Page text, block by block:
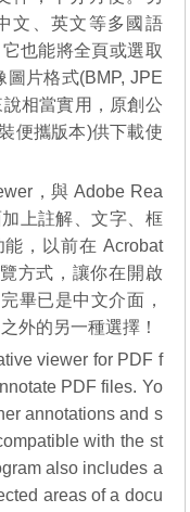
文、英文等多國語
也能將全頁或選取
片格式(BMP, JPE
相當實用，原創公
便攜版本)供下載使
，與 Adobe Rea
上註解、文字、框
，以前在 Acrobat
方式，讓你在開啟
畢已是中文介面，
外的另一種選擇！
viewer for PDF f
PDF files. Yo
annotations and s
with the st
also includes a
areas of a docu